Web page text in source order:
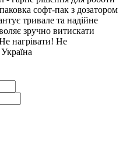
софт-пак з дозатором
тривале та надійне
зручно витискати
нагрівати! Не